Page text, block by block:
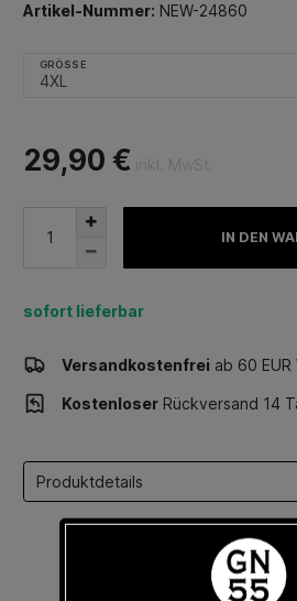
Artikel-Nummer: NEW-24860
GRÖSSE
29,90 €
IN DEN
sofort lieferbar
Versandkostenfrei ab 60
Kostenloser Rückversand 14
Select a tab